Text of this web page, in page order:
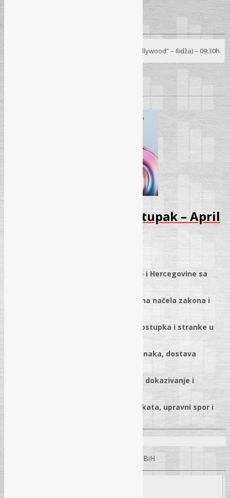
– Sarajevo (Hotel “Hollywood” – Ilidža) – 09:30h
Seminar – Upravni postupak – April
Zakon o upravnom postupku Bosne i Hercegovine sa
Osnove upravnog postupka, osnovna načela zakona i
Nadležnost za vođenje upravnog postupka i stranke u
Komuniciranje organa uprave i stranaka, dostava
Vođenje postupka, rokovi, troškovi, dokazivanje i
Pravni lijekovi, izvršenje upravnih akata, upravni spor i
– Sudija Ustavnog suda FBiH